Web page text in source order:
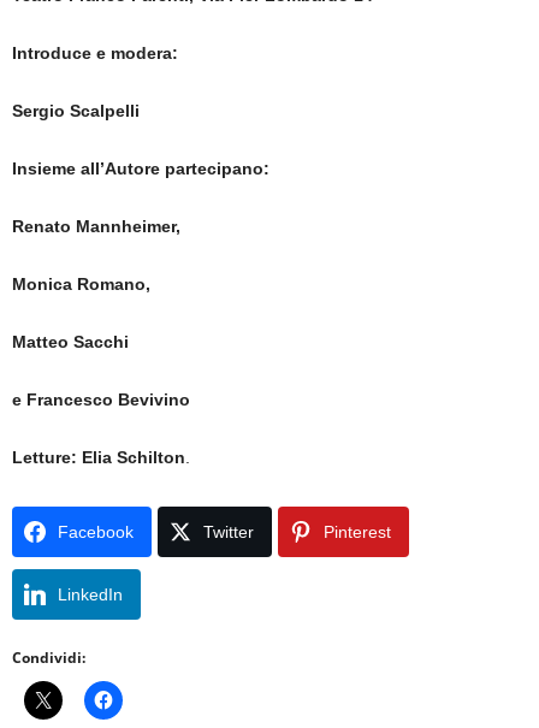
Introduce e modera:
Sergio Scalpelli
Insieme all’Autore partecipano:
Renato Mannheimer,
Monica Romano,
Matteo Sacchi
e Francesco Bevivino
Letture: Elia Schilton
Facebook Twitter Pinterest
LinkedIn
Condividi: